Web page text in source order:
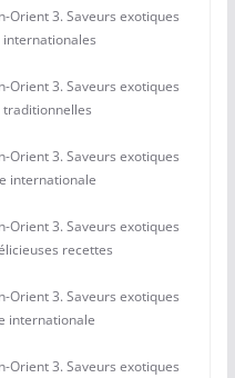
Orient 3. Saveurs exotiques
internationales
Orient 3. Saveurs exotiques
traditionnelles
Orient 3. Saveurs exotiques
internationale
Orient 3. Saveurs exotiques
recettes
Orient 3. Saveurs exotiques
internationale
Orient 3. Saveurs exotiques